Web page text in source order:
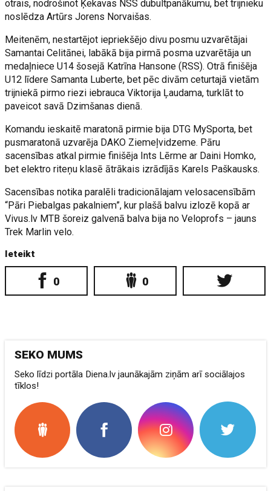
otrais, nodrošinot Ķekavas NSS dubultpanākumu, bet trijnieku
noslēdza Artūrs Jorens Norvaišas.
Meitenēm, nestartējot iepriekšējo divu posmu uzvarētājai
Samantai Celitānei, labākā bija pirmā posma uzvarētāja un
medaļniece U14 šosejā Katrīna Hansone (RSS). Otrā finišēja
U12 līdere Samanta Luberte, bet pēc divām ceturtajā vietām
trijniekā pirmo riezi iebrauca Viktorija Ļaudama, turklāt to
paveicot savā Dzimšanas dienā.
Komandu ieskaitē maratonā pirmie bija DTG MySporta, bet
pusmaratonā uzvarēja DAKO Ziemeļvidzeme. Pāru
sacensības atkal pirmie finišēja Ints Lērme ar Daini Homko,
bet elektro riteņu klasē ātrākais izrādījās Karels Paškausks.
Sacensības notika paralēli tradicionālajam velosacensībām
“Pāri Piebalgas pakalniem”, kur plašā balvu izlozē kopā ar
Vivus.lv MTB šoreiz galvenā balva bija no Veloprofs – jauns
Trek Marlin velo.
Ieteikt
0 0
SEKO MUMS
Seko līdzi portāla Diena.lv jaunākajām ziņām arī sociālajos
tīklos!